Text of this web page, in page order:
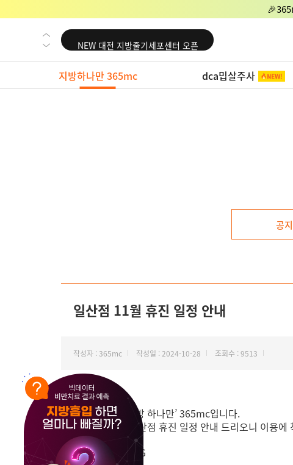
NEW 교대 지방줄기세포센터 오픈
NEW 대전 지방줄기세포센터 오픈
NEW 노원 지방줄기세포센터 오픈
NEW 미국 LA점 오픈
지방하나만 365mc dca밉살주사
공
일산점 11월 휴진 일정 안내
작성자 : 365mc 작성일 : 2024-10-28 조회수 : 9513
안녕하세요, ‘지방 하나만’ 365mc입니다.
11월 365mc 일산점 휴진 일정 안내 드리오니 이용에